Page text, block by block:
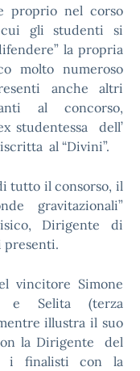
proprio nel corso
cui gli studenti si
la propria
molto numeroso
anche altri
al concorso,
studentessa dell’
al “Divini”.
tutto il consorso, il
gravitazionali”
Dirigente di
presenti.
vincitore Simone
e Selita (terza
illustra il suo
la Dirigente del
i finalisti con la